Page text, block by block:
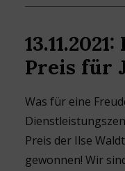
Preis für
Was für eine
Preis der Ilse
gewonnen! Wir